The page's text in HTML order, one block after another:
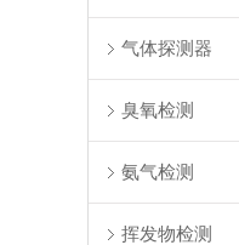
气体探测器
臭氧检测
氨气检测
挥发物检测